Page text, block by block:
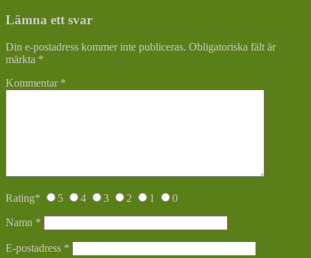
Lämna ett svar
Din e-postadress kommer inte publiceras. Obligatoriska fält är
märkta *
Kommentar *
Rating* 5 4 3 2 1 0
Namn *
E-postadress *